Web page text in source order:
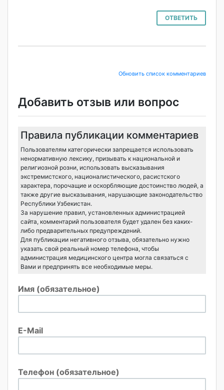
ОТВЕТИТЬ
Обновить список комментариев
Добавить отзыв или вопрос
Правила публикации комментариев
Пользователям категорически запрещается использовать
ненормативную лексику, призывать к национальной и
религиозной розни, использовать высказывания
экстремистского, националистического, расистского
характера, порочащие и оскорбляющие достоинство людей, а
также другие высказывания, нарушающие законодательство
Республики Узбекистан.
За нарушение правил, установленных администрацией
сайта, комментарий пользователя будет удален без каких-
либо предварительных предупреждений.
Для публикации негативного отзыва, обязательно нужно
указать свой реальный номер телефона, чтобы
администрация медицинского центра могла связаться с
Вами и предпринять все необходимые меры.
Имя (обязательное)
E-Mail
Телефон (обязательное)